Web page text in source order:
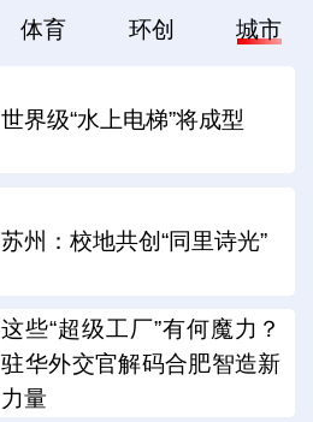
体育 环创 城市
世界级“水上电梯”将成型
苏州：校地共创“同里诗光”
这些“超级工厂”有何魔力？
驻华外交官解码合肥智造新
力量